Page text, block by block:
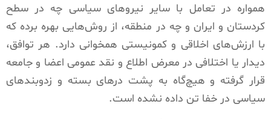
همواره در تعامل با سایر نیروهای سیاسی چه در سطح
کردستان و ایران و چه در منطقه، از روش‌هایی بهره برده که
با ارزش‌های اخلاقی و کمونیستی همخوانی دارد. هر توافق،
دیدار یا اختلافی در معرض اطلاع و نقد عمومی اعضا و جامعه
قرار گرفته و هیچ‌گاه به پشت درهای بسته و زدوبندهای
سیاسی در خفا تن داده نشده است.